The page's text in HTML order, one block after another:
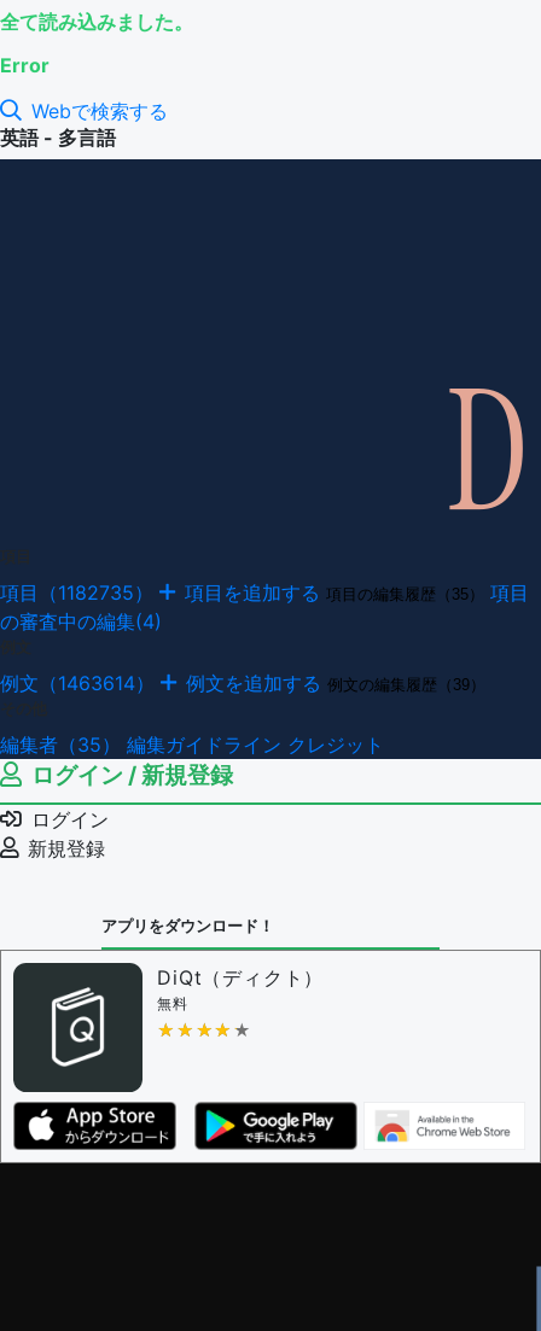
全て読み込みました。
Error
Webで検索する
英語 - 多言語
項目（1182735） 項目を追加する 項目の編集履歴（35）
項目
の審査中の編集(4)
例文（1463614） 例文を追加する 例文の編集履歴（39）
編集者（35） 編集ガイドライン クレジット
ログイン / 新規登録
ログイン
新規登録
アプリをダウンロード！
DiQt（ディクト）
無料
★★★★★
★★★★★